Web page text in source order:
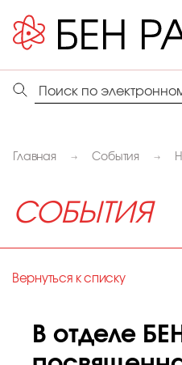
Главная События
СОБЫТИЯ
Вернуться к списку
В отделе